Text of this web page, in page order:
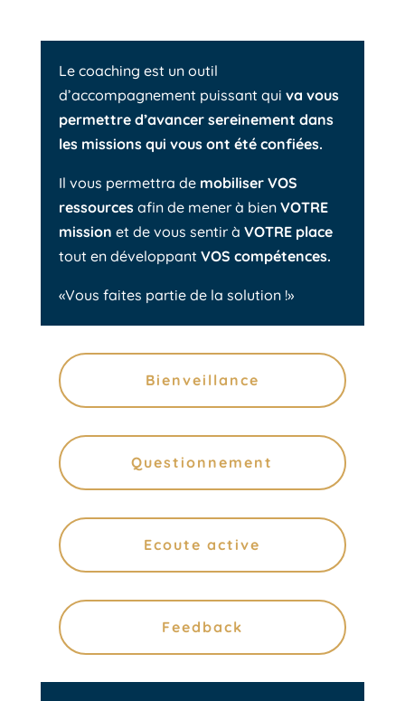
Le coaching est un outil
d’accompagnement puissant qui va vous
permettre d’avancer sereinement dans
les missions qui vous ont été confiées.
Il vous permettra de mobiliser VOS
ressourcesafin de mener à bien VOTRE
mission et de vous sentir à VOTRE place
tout en développant VOS compétences.
«Vous faites partie de la solution !»
Bienveillance
Questionnement
Ecoute active
Feedback